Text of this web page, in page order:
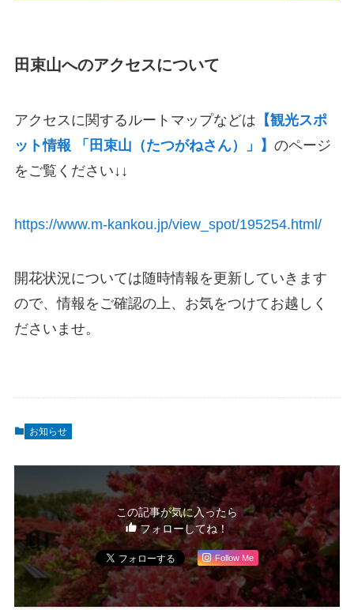
田束山へのアクセスについて
アクセスに関するルートマップなどは 【観光スポ
ット情報 「田束山（たつがねさん）」】 のページ
をご覧ください↓↓
https://www.m-kankou.jp/view_spot/195254.html/
開花状況については随時情報を更新していきます
ので、情報をご確認の上、お気をつけてお越しく
ださいませ。
お知らせ
この記事が気に入ったら
フォローしてね！
Follow Me